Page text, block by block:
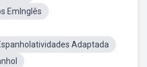
EmInglês
Adaptada